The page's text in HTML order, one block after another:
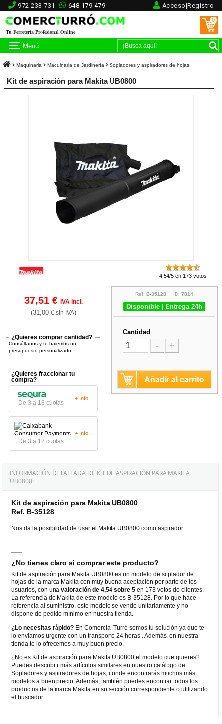
972 233 731 648 179 479 Acceso|Registro
Tu Ferretería Profesional Online
0
Menú
Maquinaria Maquinaria de Jardinería Sopladores y aspiradores de hojas
Kit de aspiración para Makita UB0800
4.54/5 en 173 votos
37,51 € IVA incl.
(31,00 € sin IVA)
¿Quieres comprar cantidad?
Consúltanos y te haremos un
presupuesto personalizado.
¿Quieres fraccionar tu
compra?
De 3 a 18 cuotas
+ Info
De 3 a 12 cuotas
+ Info
Ref: B-35128 ID: 7814
Disponible | Entrega 24h
Cantidad
- +
Añadir al carrito
INFORMACIÓN DETALLADA DE KIT DE ASPIRACIÓN PARA MAKITA
UB0800:
Kit de aspiración para Makita UB0800
Ref. B-35128
Nos da la posibilidad de usar el Makita UB0800 como aspirador.
¿No tienes claro si comprar este producto?
Kit de aspiración para Makita UB0800 es un modelo de soplador de
hojas de la marca Makita con muy buena aceptación por parte de los
usuarios, con unavaloración de 4,54 sobre 5 en 173 votos de clientes.
La referencia de Makita de este modelo es B-35128. Por lo que hace
referencia al suministro, este modelo se vende unitariamente y no
dispone de pedido mínimo en nuestra tienda.
¿Lo necesitas rápido? En Comercial Turró somos tu solución ya que te
lo enviamos urgente con un transporte 24 horas . Además, en nuestra
tienda te lo ofrecemos a muy buen precio.
¿No es Kit de aspiración para Makita UB0800 el modelo que quieres?
Puedes descubrir más artículos similares en nuestro catálogo de
Sopladores y aspiradores de hojas, donde encontrarás muchos más
modelos a buen precio. Además, también puedes encontrar todos los
productos de la marca Makita en su sección correspondiente o utilizando
el buscador.